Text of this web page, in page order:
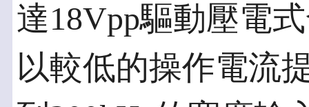
達18Vpp驅動壓電
以較低的操作電流